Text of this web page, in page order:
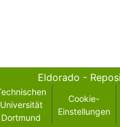
Eldorado -
Universität
Dortmund
Cookie-
Einstellungen